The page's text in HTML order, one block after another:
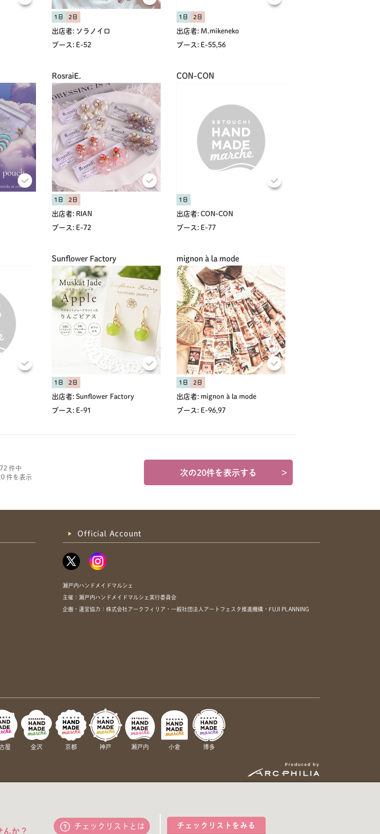
1日 2日
出店者: ソラノイロ
ブース: E-52
1日 2日
出店者: M.mikeneko
ブース: E-55,56
RosraiE.
1日 2日
出店者: RIAN
ブース: E-72
CON-CON
1日
出店者: CON-CON
ブース: E-77
Sunflower Factory
1日 2日
出店者: Sunflower Factory
ブース: E-91
mignon à la mode
1日 2日
出店者: mignon à la mode
ブース: E-96,97
次の20件を表示する >
件中
件を表示
か？
チェックリストとは チェックリストをみる
共有方法を選択
Official Account
瀬戸内ハンドメイドマルシェ
主催：瀬戸内ハンドメイドマルシェ実行委員会
企画・運営協力：株式会社アークフィリア・一般社団法人アートフェスタ推進機構・FUJI PLANNING
屋 金沢 京都 神戸 瀬戸内 小倉 博多